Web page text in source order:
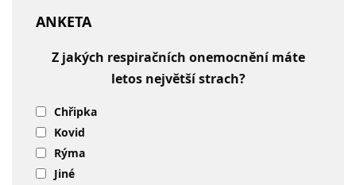
ANKETA
Z jakých respiračních onemocnění máte
letos největší strach?
Chřipka
Kovid
Rýma
Jiné